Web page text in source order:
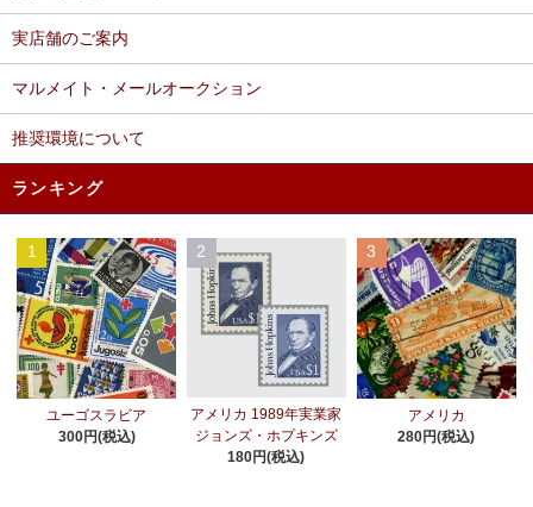
実店舗のご案内
マルメイト・メールオークション
推奨環境について
ランキング
1
ユーゴスラビア
300円(税込)
2
アメリカ 1989年実業家
ジョンズ・ホプキンズ
180円(税込)
3
アメリカ
280円(税込)